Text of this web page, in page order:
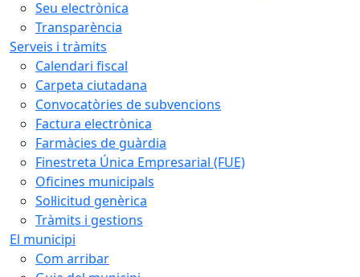
Seu electrònica
Transparència
Serveis i tràmits
Calendari fiscal
Carpeta ciutadana
Convocatòries de subvencions
Factura electrònica
Farmàcies de guàrdia
Finestreta Única Empresarial (FUE)
Oficines municipals
Sol·licitud genèrica
Tràmits i gestions
El municipi
Com arribar